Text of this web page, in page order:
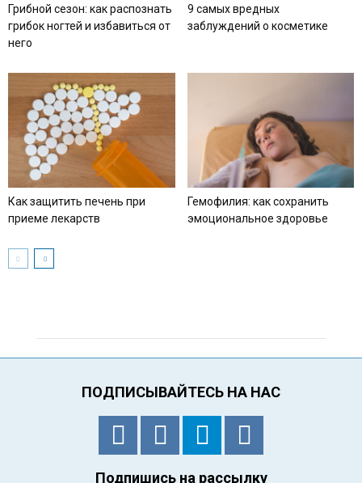
Грибной сезон: как распознать
грибок ногтей и избавиться от
него
9 самых вредных
заблуждений о косметике
Как защитить печень при
приеме лекарств
Гемофилия: как сохранить
эмоциональное здоровье
ПОДПИСЫВАЙТЕСЬ НА НАС
Подпишись на рассылку